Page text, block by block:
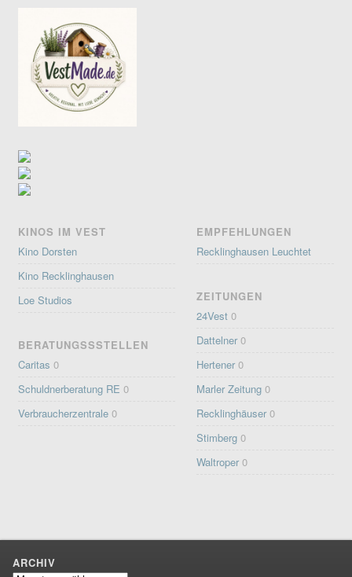
KINOS IM VEST
Kino Dorsten
Kino Recklinghausen
Loe Studios
BERATUNGSSSTELLEN
Caritas 0
Schuldnerberatung RE 0
Verbraucherzentrale 0
EMPFEHLUNGEN
Recklinghausen Leuchtet
ZEITUNGEN
24Vest 0
Dattelner 0
Hertener 0
Marler Zeitung 0
Recklinghäuser 0
Stimberg 0
Waltroper 0
ARCHIV